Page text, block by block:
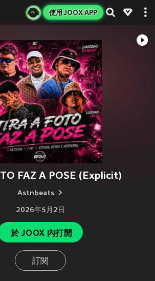
使用 JOOX APP
FAZ A POSE (Explicit)
Astnbeats
2026年5月2日
於 JOOX 內打開
訂閱